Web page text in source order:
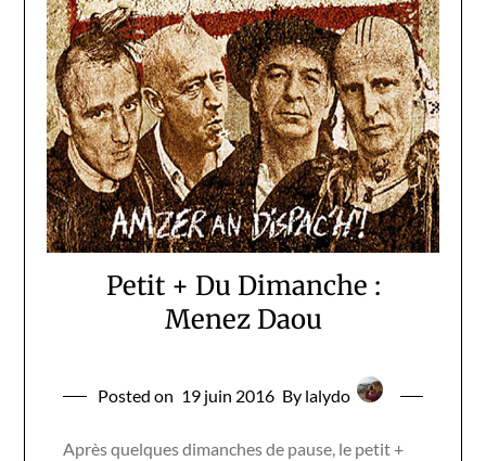
Petit + Du Dimanche :
Menez Daou
Posted on 19 juin 2016 By lalydo
Après quelques dimanches de pause, le petit +